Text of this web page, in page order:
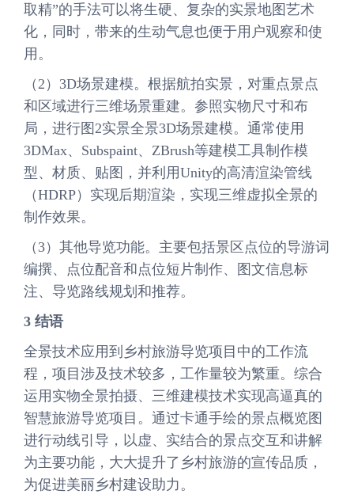
取精”的手法可以将生硬、复杂的实景地图艺术
化，同时，带来的生动气息也便于用户观察和使
用。
（2）3D场景建模。根据航拍实景，对重点景点
和区域进行三维场景重建。参照实物尺寸和布
局，进行图2实景全景3D场景建模。通常使用
3DMax、Subspaint、ZBrush等建模工具制作模
型、材质、贴图，并利用Unity的高清渲染管线
（HDRP）实现后期渲染，实现三维虚拟全景的
制作效果。
（3）其他导览功能。主要包括景区点位的导游词
编撰、点位配音和点位短片制作、图文信息标
注、导览路线规划和推荐。
3 结语
全景技术应用到乡村旅游导览项目中的工作流
程，项目涉及技术较多，工作量较为繁重。综合
运用实物全景拍摄、三维建模技术实现高逼真的
智慧旅游导览项目。通过卡通手绘的景点概览图
进行动线引导，以虚、实结合的景点交互和讲解
为主要功能，大大提升了乡村旅游的宣传品质，
为促进美丽乡村建设助力。